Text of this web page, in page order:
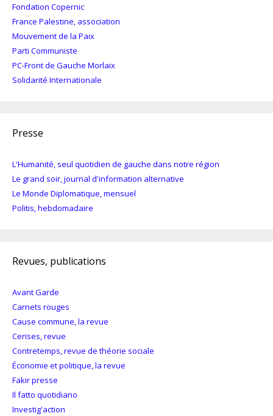
Fondation Copernic
France Palestine, association
Mouvement de la Paix
Parti Communiste
PC-Front de Gauche Morlaix
Solidarité Internationale
Presse
L'Humanité, seul quotidien de gauche dans notre région
Le grand soir, journal d'information alternative
Le Monde Diplomatique, mensuel
Politis, hebdomadaire
Revues, publications
Avant Garde
Carnets rouges
Cause commune, la revue
Cerises, revue
Contretemps, revue de théorie sociale
Économie et politique, la revue
Fakir presse
Il fatto quotidiano
Investig'action